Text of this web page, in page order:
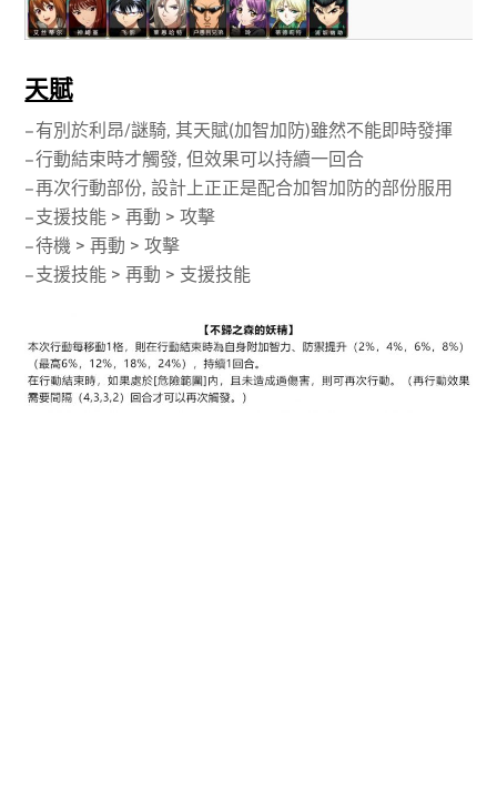
天賦
– 有別於利昂/謎騎, 其天賦(加智加防)雖然不能即時發揮
– 行動結束時才觸發, 但效果可以持續一回合
– 再次行動部份, 設計上正正是配合加智加防的部份服用
– 支援技能 > 再動 > 攻擊
– 待機 > 再動 > 攻擊
– 支援技能 > 再動 > 支援技能